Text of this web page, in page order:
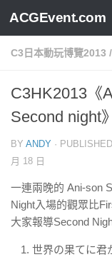
ACGEvent.com
C3日本動玩博覽2013 /
C3HK2013《
Second night
BY ANDY · PUBLISHED
月 18 日
一連兩晚的 Ani-son
Night入場的觀眾比
大家報導Second
世界の果てに君